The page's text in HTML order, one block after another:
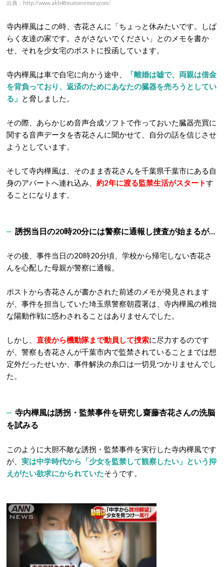
出典：http://www.akb48matomemory.com/
寺内樺風はこの時、杏花さんに「ちょっと休みたいです。しば
らく友達の家です。さがさないでください」とのメモを書か
せ、それを少女宅のポストに投函しています。
寺内樺風は車で自宅に向かう途中、
「離婚は嘘で、両親は借金
を背負っており、返済のためにあなたの臓器を売ろうとしてい
る」 と脅しました。
その際、あらかじめ音声合成ソフトで作っておいた臓器売買に
関する音声データを杏花さんに聞かせて、自分の話を信じさせ
ようとしています。
そして寺内樺風は、そのまま杏花さんを千葉県千葉市にある自
身のアパートへ連れ込み、 約2年に渡る監禁生活がスタートす
ることになります。
誘拐当日の20時20分には警察に通報し捜査が始まるが…
その後、事件当日の20時20分頃、学校から帰宅しない杏花さ
んを心配した母親が警察に通報。
ポストから杏花さんが書かされた前述のメモが発見されます
が、事件を担当していた埼玉県警察朝霞署は、寺内樺風の稚拙
な陽動作戦に惑わされることはありませんでした。
しかし、 直後から機動隊まで動員して捜索に尽力するのです
が、警察も杏花さんが千葉市内で監禁されていることまでは想
定外だったせいか、事件解決の糸口は一切見つかりませんでし
た。
寺内樺風は誘拐・監禁事件を研究し齋藤杏花さんの洗脳
を試みる
このように大胆不敵な誘拐・監禁事件を実行した寺内樺風です
が、 実は中学時代から「少女を監禁して観察したい」という抑
えがたい欲求にかられていたそうです。